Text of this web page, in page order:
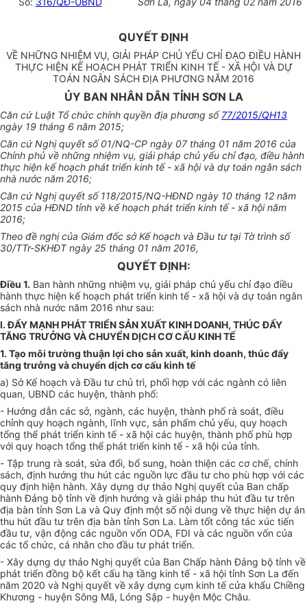
QUYẾT ĐỊNH
VỀ NHỮNG NHIỆM VỤ, GIẢI PHÁP CHỦ YẾU CHỈ ĐẠO ĐIỀU HÀNH
THỰC HIỆN KẾ HOẠCH PHÁT TRIỂN KINH TẾ - XÃ HỘI VÀ DỰ
TOÁN NGÂN SÁCH ĐỊA PHƯƠNG NĂM 2016
ỦY BAN NHÂN DÂN TỈNH SƠN LA
Căn cứ Luật Tổ chức chính quyền địa phương số77/2015/QH13
ngày 19 tháng 6 năm 2015;
Căn cứ Nghị quyết số 01/NQ-CP ngày 07 tháng 01 năm 2016 của
Chính phủ về những nhiệm vụ, giải pháp chủ yếu chỉ đạo, điều hành
thực hiện kế hoạch phát triển kinh tế - xã hội và dự toán ngân sách
nhà nước năm 2016;
Căn cứ Nghị quyết số 118/2015/NQ-HĐND ngày 10 tháng 12 năm
2015 của HĐND tỉnh về kế hoạch phát triển kinh tế - xã hội năm
2016;
Theo đề nghị của Giám đốc sở Kế hoạch và Đầu tư tại Tờ trình số
30/TTr-SKHĐT ngày 25 tháng 01 năm 2016,
QUYẾT ĐỊNH:
Điều 1. Ban hành những nhiệm vụ, giải pháp chủ yếu chỉ đạo điều
hành thực hiện kế hoạch phát triển kinh tế - xã hội và dự toán ngân
sách nhà nước năm 2016 như sau:
I. ĐẨY MẠNH PHÁT TRIỂN SẢN XUẤT KINH DOANH, THÚC ĐẨY
TĂNG TRƯỞNG VÀ CHUYỂN DỊCH CƠ CẤU KINH TẾ
1. Tạo môi trường thuận lợi cho sản xuất, kinh doanh, thúc đẩy
tăng trưởng và chuyển dịch cơ cấu kinh tế
a) Sở Kế hoạch và Đầu tư chủ trì, phối hợp với các ngành có liên
quan, UBND các huyện, thành phố:
- Hướng dẫn các sở, ngành, các huyện, thành phố rà soát, điều
chỉnh quy hoạch ngành, lĩnh vực, sản phẩm chủ yếu, quy hoạch
tổng thể phát triển kinh tế - xã hội các huyện, thành phố phù hợp
với quy hoạch tổng thể phát triển kinh tế - xã hội của tỉnh.
- Tập trung rà soát, sửa đổi, bổ sung, hoàn thiện các cơ chế, chính
sách, định hướng thu hút các nguồn lực đầu tư cho phù hợp với các
quy định hiện hành. Xây dựng dự thảo Nghị quyết của Ban chấp
hành Đảng bộ tỉnh về định hướng và giải pháp thu hút đầu tư trên
địa bàn tỉnh Sơn La và Quy định một số nội dung về thực hiện dự án
thu hút đầu tư trên địa bàn tỉnh Sơn La. Làm tốt công tác xúc tiến
đầu tư, vận động các nguồn vốn ODA, FDI và các nguồn vốn của
các tổ chức, cá nhân cho đầu tư phát triển.
- Xây dựng dự thảo Nghị quyết của Ban Chấp hành Đảng bộ tỉnh về
phát triển đồng bộ kết cấu hạ tầng kinh tế - xã hội tỉnh Sơn La đến
năm 2020 và Nghị quyết về xây dựng cụm kinh tế cửa khẩu Chiềng
Khương - huyện Sông Mã, Lóng Sập - huyện Mộc Châu.